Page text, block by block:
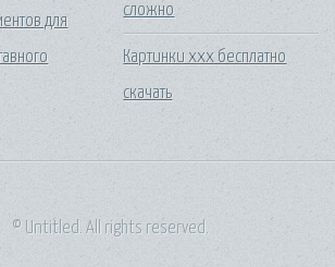
для
сложно
Картинки ххх бесплатно
скачать
© Untitled. All rights reserved.